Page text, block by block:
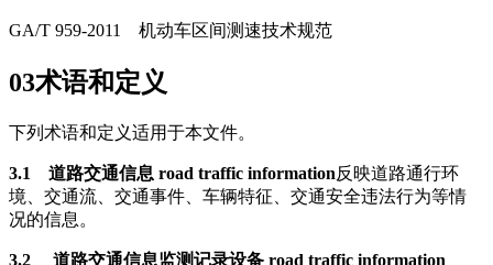
GA/T 959-2011 机动车区间测速技术规范
03术语和定义
下列术语和定义适用于本文件。
3.1 道路交通信息 road traffic information反映道路通行环
境、交通流、交通事件、车辆特征、交通安全违法行为等情
况的信息。
3.2 道路交通信息监测记录设备 road traffic information